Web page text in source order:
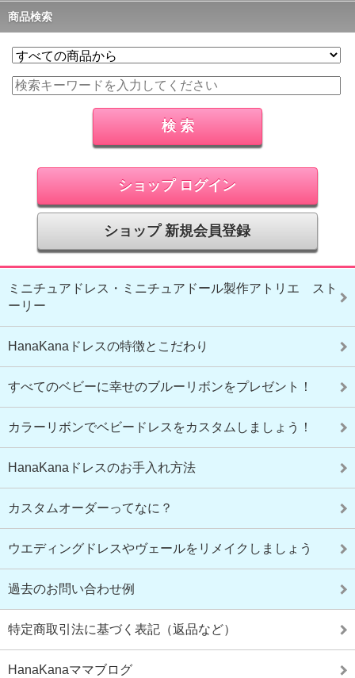
商品検索
ショップ ログイン
ショップ 新規会員登録
ミニチュアドレス・ミニチュアドール製作アトリエ スト
ーリー
HanaKanaドレスの特徴とこだわり
すべてのベビーに幸せのブルーリボンをプレゼント！
カラーリボンでベビードレスをカスタムしましょう！
HanaKanaドレスのお手入れ方法
カスタムオーダーってなに？
ウエディングドレスやヴェールをリメイクしましょう
過去のお問い合わせ例
特定商取引法に基づく表記（返品など）
HanaKanaママブログ